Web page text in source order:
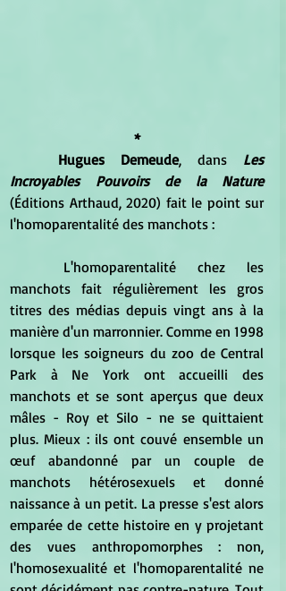
*
Hugues Demeude, dans Les
Incroyables Pouvoirs de la Nature
(Éditions Arthaud, 2020) fait le point sur
l'homoparentalité des manchots :
manchots fait régulièrement les gros
titres des médias depuis vingt ans à la
manière d'un marronnier. Comme en 1998
lorsque les soigneurs du zoo de Central
Park à Ne York ont accueilli des
manchots et se sont aperçus que deux
mâles - Roy et Silo - ne se quittaient
plus. Mieux : ils ont couvé ensemble un
œuf abandonné par un couple de
manchots hétérosexuels et donné
naissance à un petit. La presse s'est alors
emparée de cette histoire en y projetant
des vues anthropomorphes : non,
l'homosexualité et l'homoparentalité ne